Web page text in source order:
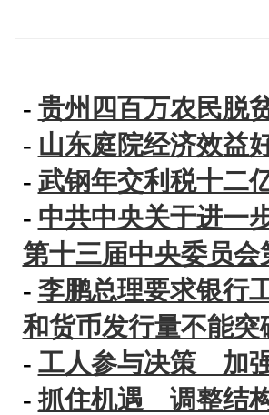
- 贵州四百万农民脱
- 山东庭院经济效益
- 武钢年交利税十二
- 中共中央关于进一
第十三届中央委员
- 李鹏总理要求银行
和货币发行量不能突
- 工人参与决策 加
-抓住机遇 调整结